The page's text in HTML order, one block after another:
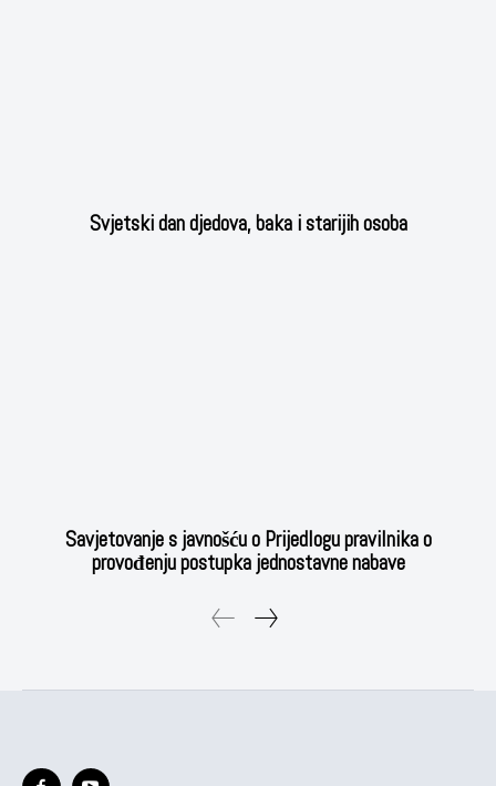
Svjetski dan djedova, baka i starijih osoba
Savjetovanje s javnošću o Prijedlogu pravilnika o
provođenju postupka jednostavne nabave